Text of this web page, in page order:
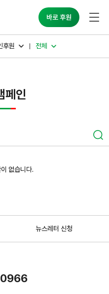
바로 후원
후원 전체
페인
없습니다.
뉴스레터 신청